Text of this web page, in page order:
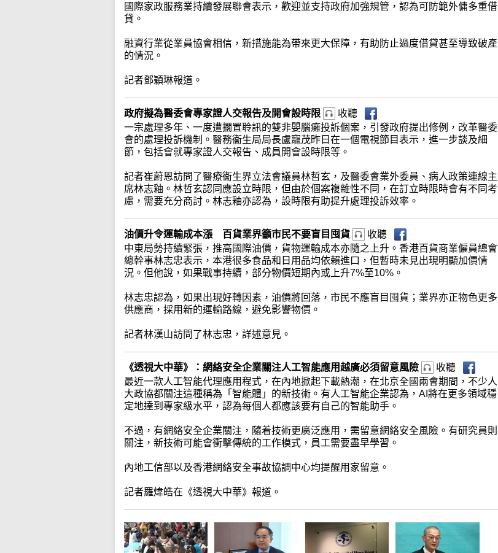
國際家政服務業持續發展聯會表示，歡迎並支持政府加強規管，認為可防範外傭多重借
貸。
融資行業從業員協會相信，新措施能為帶來更大保障，有助防止過度借貸甚至導致破產
的情況。
記者鄧穎琳報道。
政府擬為醫委會專家證人交報告及開會設時限
收聽
一宗處理多年、一度遭擱置聆訊的雙非嬰腦癱投訴個案，引發政府提出修例，改革醫委
會的處理投訴機制。醫務衞生局局長盧寵茂昨日在一個電視節目表示，進一步談及細
節，包括會就專家證人交報告、成員開會設時限等。
記者崔蔚恩訪問了醫療衞生界立法會議員林哲玄，及醫委會業外委員、病人政策連線主
席林志釉。林哲玄認同應設立時限，但由於個案複雜性不同，在訂立時限時會有不同考
慮，需要充分商討。林志釉亦認為，設時限有助提升處理投訴效率。
油價升令運輸成本漲 百貨業界籲市民不要盲目囤貨
收聽
中東局勢持續緊張，推高國際油價，貨物運輸成本亦隨之上升。香港百貨商業僱員總會
總幹事林志忠表示，本港很多食品和日用品均依賴進口，但暫時未見出現明顯加價情
況。但他說，如果戰事持續，部分物價短期內或上升7%至10%。
林志忠認為，如果出現好轉因素，油價將回落，市民不應盲目囤貨；業界亦正物色更多
供應商，採用新的運輸路線，避免影響物價。
記者林漢山訪問了林志忠，詳述意見。
《透視大中華》：網絡安全企業關注人工智能應用越廣必須留意風險
收聽
最近一款人工智能代理應用程式，在內地掀起下載熱潮，在北京全國兩會期間，不少人
大政協都關注這種稱為「智能體」的新技術。有人工智能企業認為，AI將在更多領域穩
定地達到專家級水平，認為每個人都應該要有自己的智能助手。
不過，有網絡安全企業關注，隨着技術更廣泛應用，需留意網絡安全風險。有研究員則
關注，新技術可能會衝擊傳統的工作模式，員工需要盡早學習。
內地工信部以及香港網絡安全事故協調中心均提醒用家留意。
記者羅煒皓在《透視大中華》報道。